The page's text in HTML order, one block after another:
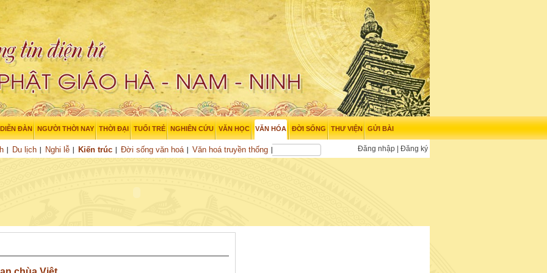
DIỄN ĐÀN NGƯỜI THỜI NAY THỜI ĐẠI TUỔI TRẺ NGHIÊN CỨU VĂN HỌC VĂN HÓA
Du lịch Nghi lễ Kiến trúc Đời sống văn hoá Văn hoá truyền thống
ĐỜI SỐNG THƯ VIỆN GỬI BÀI
Đăng nhập Đăng ký